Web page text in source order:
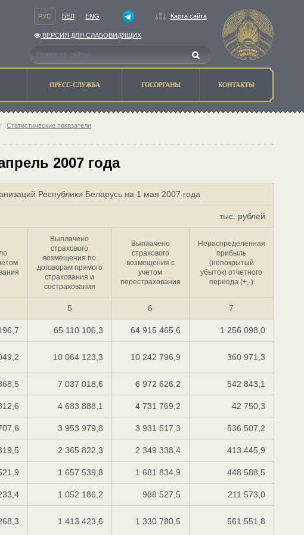
РУС БЕЛ ENG Карта сайта
ВЕРСИЯ ДЛЯ СЛАБОВИДЯЩИХ
ПРЕСС-СЛУЖБА ГОСОРГАНЫ КОНТАКТЫ
⁄ Статистические показатели
2007 года
Республики Беларусь на 1 мая 2007 года
тыс. рублей
Выплачено
страхового
возмещения по
договорам прямого
страхования и
сострахования
Выплачено
страхового
возмещения с
учетом
перестрахования
Нераспределенная
прибыль
(непокрытый
убыток) отчетного
периода (+,-)
5 6 7
65 110 106,3 64 915 465,6 1 256 098,0
10 064 123,3 10 242 796,9 360 971,3
7 037 018,6 6 972 626,2 542 843,1
4 683 888,1 4 731 769,2 42 750,3
3 953 979,8 3 931 517,3 536 507,2
2 365 822,3 2 349 338,4 413 445,9
1 657 539,8 1 681 834,9 448 588,5
1 052 186,2 988 527,5 211 573,0
1 413 423,6 1 330 780,5 561 551,8